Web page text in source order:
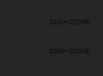
2016〜2018年
2000〜2010年